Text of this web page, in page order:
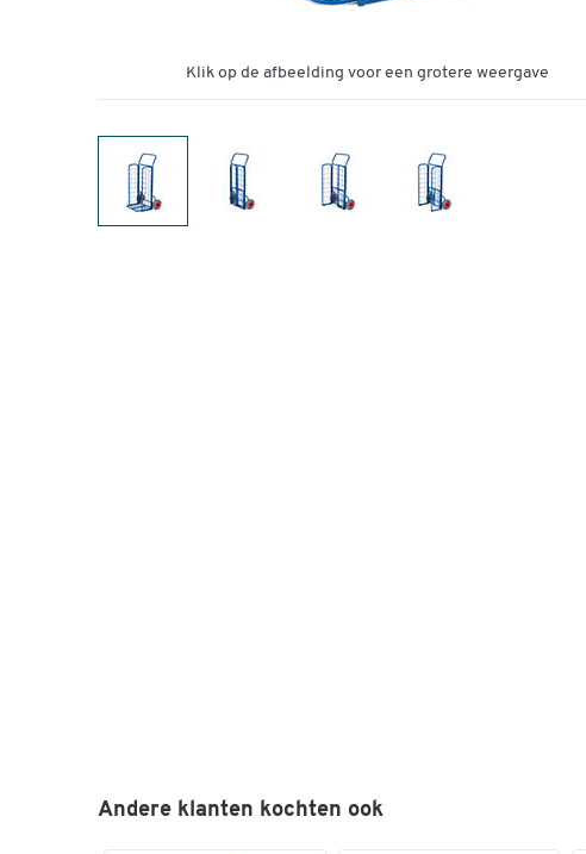
Klik op de afbeelding voor een grotere weergave
Andere klanten kochten ook